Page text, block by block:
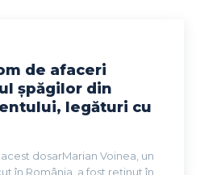
de afaceri
șpăgilor din
legături cu
dosarMarian Voinea, un
în România, a fost reținut în